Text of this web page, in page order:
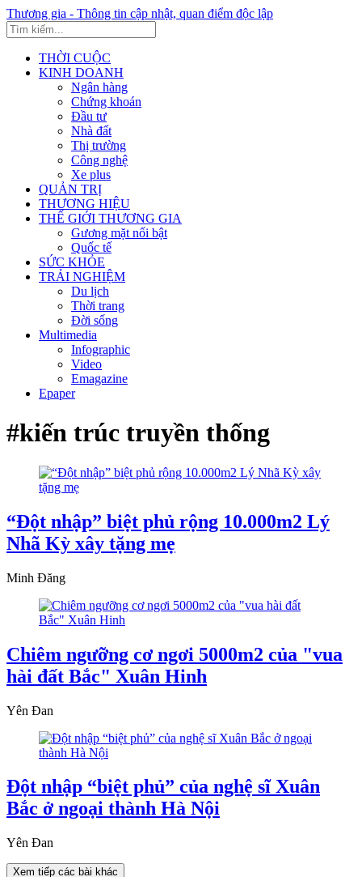
Thương gia - Thông tin cập nhật, quan điểm độc lập
THỜI CUỘC
KINH DOANH
Ngân hàng
Chứng khoán
Đầu tư
Nhà đất
Thị trường
Công nghệ
Xe plus
QUẢN TRỊ
THƯƠNG HIỆU
THẾ GIỚI THƯƠNG GIA
Gương mặt nổi bật
Quốc tế
SỨC KHỎE
TRẢI NGHIỆM
Du lịch
Thời trang
Đời sống
Multimedia
Infographic
Video
Emagazine
Epaper
#kiến trúc truyền thống
“Đột nhập” biệt phủ rộng 10.000m2 Lý
Nhã Kỳ xây tặng mẹ
Minh Đăng
Chiêm ngưỡng cơ ngơi 5000m2 của "vua
hài đất Bắc" Xuân Hinh
Yên Đan
Đột nhập “biệt phủ” của nghệ sĩ Xuân
Bắc ở ngoại thành Hà Nội
Yên Đan
Xem tiếp các bài khác